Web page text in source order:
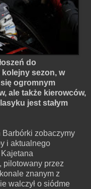
do
sezon, w
ogromnym
ale także kierowców,
jest stałym
zobaczymy
i aktualnego
pilotowany przez
znanym z
walczył o siódme